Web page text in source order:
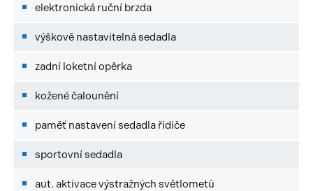
elektronická ruční brzda
výškově nastavitelná sedadla
zadní loketní opěrka
kožené čalounění
paměť nastavení sedadla řidiče
sportovní sedadla
aut. aktivace výstražných světlometů